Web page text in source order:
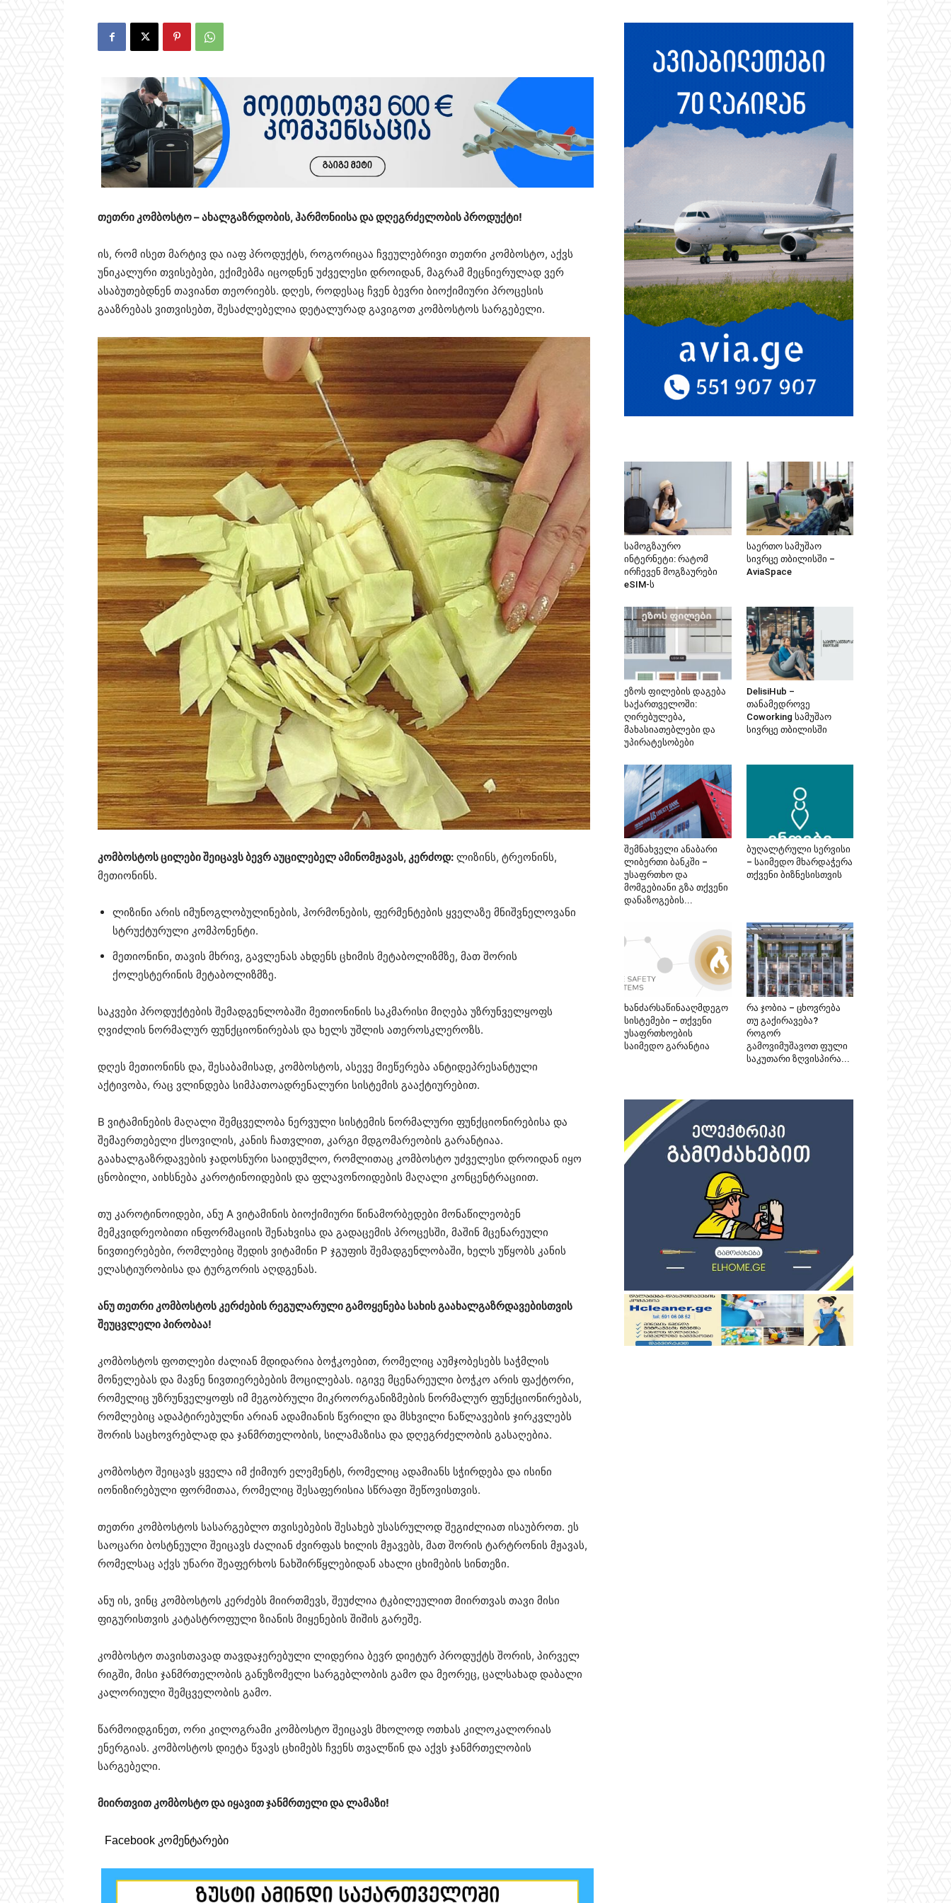
თეთრი კომბოსტო – ახალგაზრდობის, ჰარმონიისა და დღეგრძელობის პროდუქტი!
ის, რომ ისეთ მარტივ და იაფ პროდუქტს, როგორიცაა ჩვეულებრივი თეთრი კომბოსტო, აქვს
უნიკალური თვისებები, ექიმებმა იცოდნენ უძველესი დროიდან, მაგრამ მეცნიერულად ვერ
ასაბუთებდნენ თავიანთ თეორიებს. დღეს, როდესაც ჩვენ ბევრი ბიოქიმიური პროცესის
გააზრებას ვითვისებთ, შესაძლებელია დეტალურად გავიგოთ კომბოსტოს სარგებელი.
კომბოსტოს ცილები შეიცავს ბევრ აუცილებელ ამინომჟავას, კერძოდ: ლიზინს, ტრეონინს,
მეთიონინს.
ლიზინი არის იმუნოგლობულინების, ჰორმონების, ფერმენტების ყველაზე მნიშვნელოვანი
სტრუქტურული კომპონენტი.
მეთიონინი, თავის მხრივ, გავლენას ახდენს ცხიმის მეტაბოლიზმზე, მათ შორის
ქოლესტერინის მეტაბოლიზმზე.
საკვები პროდუქტების შემადგენლობაში მეთიონინის საკმარისი მიღება უზრუნველყოფს
ღვიძლის ნორმალურ ფუნქციონირებას და ხელს უშლის ათეროსკლეროზს.
დღეს მეთიონინს და, შესაბამისად, კომბოსტოს, ასევე მიეწერება ანტიდეპრესანტული
აქტივობა, რაც ვლინდება სიმპათოადრენალური სისტემის გააქტიურებით.
B ვიტამინების მაღალი შემცველობა ნერვული სისტემის ნორმალური ფუნქციონირებისა და
შემაერთებელი ქსოვილის, კანის ჩათვლით, კარგი მდგომარეობის გარანტიაა.
გაახალგაზრდავების ჯადოსნური საიდუმლო, რომლითაც კომბოსტო უძველესი დროიდან იყო
ცნობილი, აიხსნება კაროტინოიდების და ფლავონოიდების მაღალი კონცენტრაციით.
თუ კაროტინოიდები, ანუ A ვიტამინის ბიოქიმიური წინამორბედები მონაწილეობენ
მემკვიდრეობითი ინფორმაციის შენახვისა და გადაცემის პროცესში, მაშინ მცენარეული
ნივთიერებები, რომლებიც შედის ვიტამინი P ჯგუფის შემადგენლობაში, ხელს უწყობს კანის
ელასტიურობისა და ტურგორის აღდგენას.
ანუ თეთრი კომბოსტოს კერძების რეგულარული გამოყენება სახის გაახალგაზრდავებისთვის
შეუცვლელი პირობაა!
კომბოსტოს ფოთლები ძალიან მდიდარია ბოჭკოებით, რომელიც აუმჯობესებს საჭმლის
მონელებას და მავნე ნივთიერებების მოცილებას. იგივე მცენარეული ბოჭკო არის ფაქტორი,
რომელიც უზრუნველყოფს იმ მეგობრული მიკროორგანიზმების ნორმალურ ფუნქციონირებას,
რომლებიც ადაპტირებულნი არიან ადამიანის წვრილი და მსხვილი ნაწლავების ჯირკვლებს
შორის საცხოვრებლად და ჯანმრთელობის, სილამაზისა და დღეგრძელობის გასაღებია.
კომბოსტო შეიცავს ყველა იმ ქიმიურ ელემენტს, რომელიც ადამიანს სჭირდება და ისინი
იონიზირებული ფორმითაა, რომელიც შესაფერისია სწრაფი შეწოვისთვის.
თეთრი კომბოსტოს სასარგებლო თვისებების შესახებ უსასრულოდ შეგიძლიათ ისაუბროთ. ეს
საოცარი ბოსტნეული შეიცავს ძალიან ძვირფას ხილის მჟავებს, მათ შორის ტარტრონის მჟავას,
რომელსაც აქვს უნარი შეაფერხოს ნახშირწყლებიდან ახალი ცხიმების სინთეზი.
ანუ ის, ვინც კომბოსტოს კერძებს მიირთმევს, შეუძლია ტკბილეულით მიირთვას თავი მისი
ფიგურისთვის კატასტროფული ზიანის მიყენების შიშის გარეშე.
კომბოსტო თავისთავად თავდაჯერებული ლიდერია ბევრ დიეტურ პროდუქტს შორის, პირველ
რიგში, მისი ჯანმრთელობის განუზომელი სარგებლობის გამო და მეორეც, ცალსახად დაბალი
კალორიული შემცველობის გამო.
წარმოიდგინეთ, ორი კილოგრამი კომბოსტო შეიცავს მხოლოდ ოთხას კილოკალორიას
ენერგიას. კომბოსტოს დიეტა წვავს ცხიმებს ჩვენს თვალწინ და აქვს ჯანმრთელობის
სარგებელი.
მიირთვით კომბოსტო და იყავით ჯანმრთელი და ლამაზი!
Facebook კომენტარები
სამოგზაურო
ინტერნეტი: რატომ
ირჩევენ მოგზაურები
eSIM-ს
საერთო სამუშაო
სივრცე თბილისში –
AviaSpace
ეზოს ფილების დაგება
საქართველოში:
ღირებულება,
მახასიათებლები და
უპირატესობები
DelisiHub –
თანამედროვე
Coworking სამუშაო
სივრცე თბილისში
შემნახველი ანაბარი
ლიბერთი ბანკში –
უსაფრთხო და
მომგებიანი გზა თქვენი
დანაზოგების...
ბუღალტრული სერვისი
– საიმედო მხარდაჭერა
თქვენი ბიზნესისთვის
ხანძარსაწინააღმდეგო
სისტემები – თქვენი
უსაფრთხოების
საიმედო გარანტია
რა ჯობია – ცხოვრება
თუ გაქირავება?
როგორ
გამოვიმუშავოთ ფული
საკუთარი ზღვისპირა...